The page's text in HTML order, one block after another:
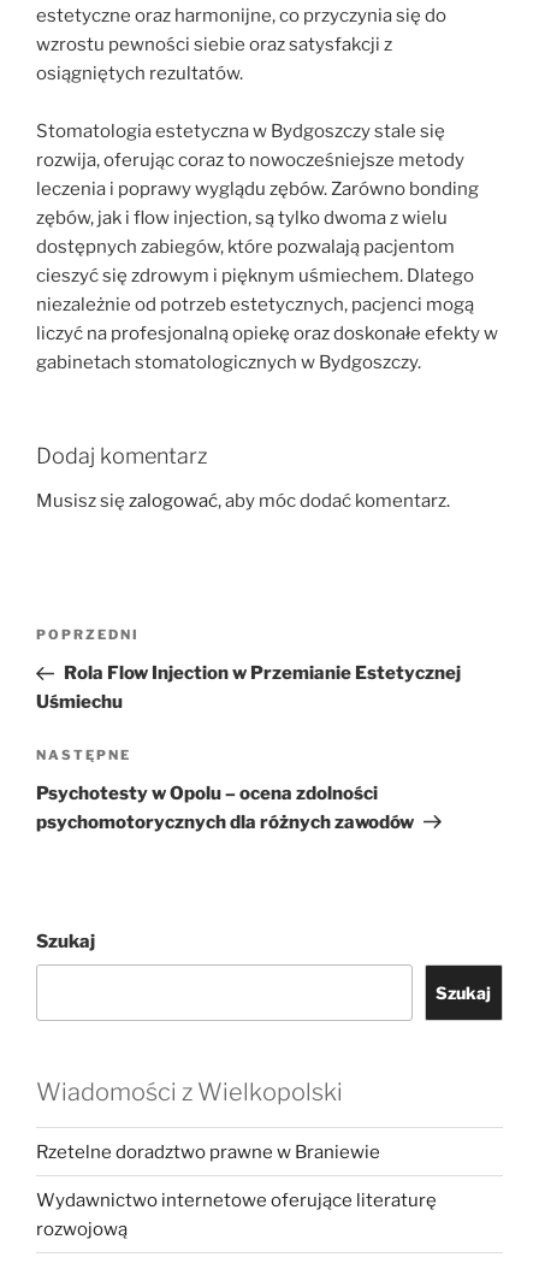
estetyczne oraz harmonijne, co przyczynia się do
wzrostu pewności siebie oraz satysfakcji z
osiągniętych rezultatów.
Stomatologia estetyczna w Bydgoszczy stale się
rozwija, oferując coraz to nowocześniejsze metody
leczenia i poprawy wyglądu zębów. Zarówno bonding
zębów, jak i flow injection, są tylko dwoma z wielu
dostępnych zabiegów, które pozwalają pacjentom
cieszyć się zdrowym i pięknym uśmiechem. Dlatego
niezależnie od potrzeb estetycznych, pacjenci mogą
liczyć na profesjonalną opiekę oraz doskonałe efekty w
gabinetach stomatologicznych w Bydgoszczy.
Dodaj komentarz
Musisz się zalogować, aby móc dodać komentarz.
Nawigacja
Poprzedni
wpis
POPRZEDNI
Rola Flow Injection w Przemianie Estetycznej
Uśmiechu
Następny
wpis
NASTĘPNE
Psychotesty w Opolu – ocena zdolności
psychomotorycznych dla różnych zawodów
Szukaj
Szukaj
Wiadomości z Wielkopolski
Rzetelne doradztwo prawne w Braniewie
Wydawnictwo internetowe oferujące literaturę
rozwojową